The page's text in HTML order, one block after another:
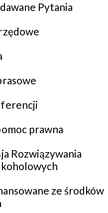
Pytania
prawna
Rozwiązywania
ze środków